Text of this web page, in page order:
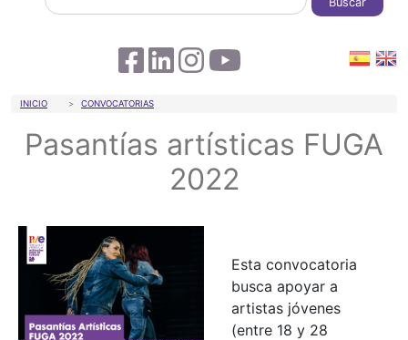
Sobrescribir enlaces de ayuda a la
INICIO CONVOCATORIAS
Pasantías artísticas FUGA
2022
Esta convocatoria
busca apoyar a
artistas jóvenes
(entre 18 y 28